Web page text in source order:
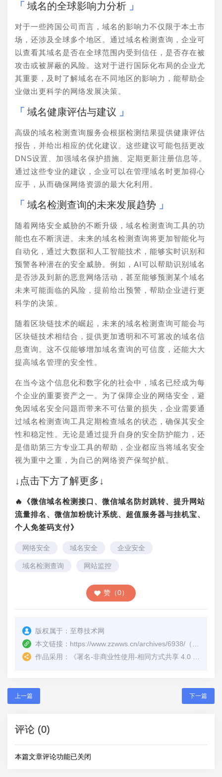
域名的全球影响力分析
对于一些跨国公司而言，域名的影响力不仅限于本土市
场，还涉及全球多个地区。通过域名检测查询，企业可
以查看其域名是否在全球范围内受到信任，是否存在被
攻击或被屏蔽的风险。这对于进行国际化布局的企业尤
其重要，及时了解域名在不同地区的影响力，能帮助企
业做出更科学的网络发展决策。
域名健康评估与建议
高级的域名检测查询服务会根据检测结果提供健康评估
报告，并给出相应的优化建议。这些建议可能包括更改
DNS设置、加强域名保护措施、定期更新注册信息等。
通过这些专业的建议，企业可以在管理域名时更加得心
应手，从而确保网络资源的最大化利用。
域名检测查询的未来发展趋势
随着网络安全威胁的不断升级，域名检测查询工具的功
能也在不断演进。未来的域名检测查询将更加智能化与
自动化，通过大数据和人工智能技术，能够实时识别和
预警各种潜在的安全威胁。例如，AI可以帮助识别域名
是否涉及到新的恶意网络活动，甚至能够预测某个域名
未来可能面临的风险，提前给出预警，帮助企业进行更
科学的决策。
随着区块链技术的崛起，未来的域名检测查询可能会与
区块链技术相结合，提供更加透明和不可篡改的域名信
息查询。这不仅能够增加域名查询的可信度，还能大大
提高域名管理的安全性。
在当今这个信息化和数字化的社会中，域名已经成为每
个企业的重要资产之一。为了保障企业的网络安全，避
免因域名安全问题而带来不可估量的损失，企业需要通
过域名检测查询工具定期检查域名的状态，确保其安全
性和稳定性。无论是通过提升自身的安全防护能力，还
是借助第三方专业工具的帮助，企业都应当将域名安全
视为重中之重，为自己的网络资产保驾护航。
↓点击下方了解更多↓
🔥《微信域名检测接口、微信域名防封跳转、提升网站
流量排名、微信加粉统计系统、超值服务器与挂机宝、
个人免签码支付》
网络安全 域名安全 企业安全
域名检测查询 网站监控
赞（0）
版权属于： 至尊技术网
本文链接： https://www.zzwws.cn/archives/6938/ （转载时请注明本文出处及文章链接）
作品采用：
《署名-非商业性使用-相同方式共享 4.0 国际 (CC BY-NC-SA 4.0)
上一篇 下一篇
评论 (0)
本篇文章评论功能已关闭